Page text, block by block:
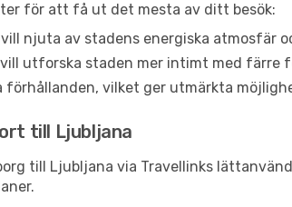
för att få ut det mesta av ditt besök:
njuta av stadens energiska atmosfär
utforska staden mer intimt med färre
förhållanden, vilket ger utmärkta
till Ljubljana
till Ljubljana via Travellinks